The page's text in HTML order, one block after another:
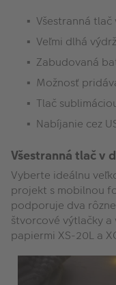
Všestranná
Veľmi dlhá
Zabudovaná
Možnosť
Tlač
Nabíjanie cez
Všestranná tlač v
Vyberte ideálnu
projekt s mobilnou
podporuje dva
štvorcové výtlačky
papiermi XS-20L a